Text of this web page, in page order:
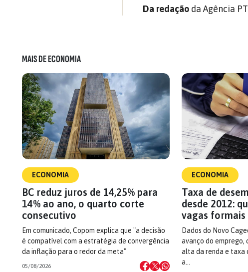
Da redação da Agência
MAIS DE ECONOMIA
ECONOMIA
BC reduz juros de 14,25% para
14% ao ano, o quarto corte
consecutivo
Em comunicado, Copom explica que "a decisão
é compatível com a estratégia de convergência
da inflação para o redor da meta"
05/08/2026
ECONOMIA
Taxa de
desde 2012:
vagas formais
Dados do Novo
avanço do emprego,
alta da renda e taxa
a…